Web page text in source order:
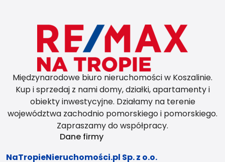
Międzynarodowe biuro nieruchomości w Koszalinie.
Kup i sprzedaj z nami domy, działki, apartamenty i
obiekty inwestycyjne. Działamy na terenie
województwa zachodnio pomorskiego i pomorskiego.
Zapraszamy do współpracy.
Dane firmy
NaTropieNieruchomości.pl Sp. z o.o.